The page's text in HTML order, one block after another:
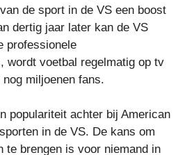
de sport in de VS een boost
dertig jaar later kan de VS
professionele
wordt voetbal regelmatig op tv
miljoenen fans.
populariteit achter bij American
in de VS. De kans om
te brengen is voor niemand in